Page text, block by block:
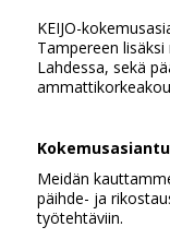
KEIJO-
Tampereen
Lahdessa, sekä
Meidän
päihde- ja
työtehtäviin.